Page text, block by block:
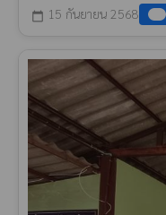
calendar_today 15 กันยายน 2568